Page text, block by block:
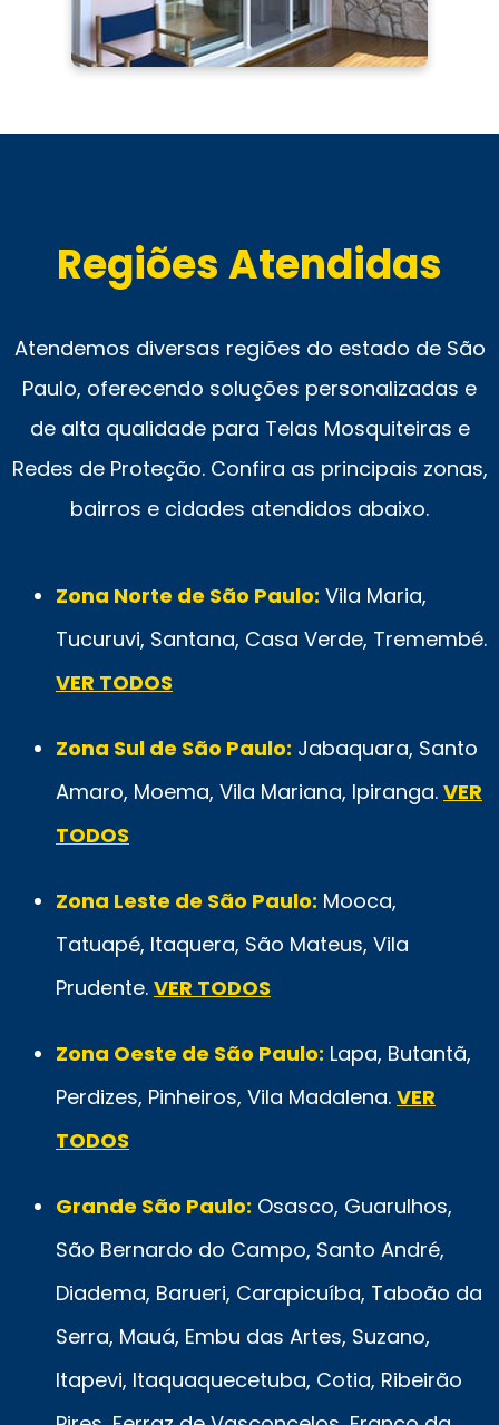
Regiões Atendidas
Atendemos diversas regiões do estado de São
Paulo, oferecendo soluções personalizadas e
de alta qualidade para Telas Mosquiteiras e
Redes de Proteção. Confira as principais zonas,
bairros e cidades atendidos abaixo.
Zona Norte de São Paulo: Vila Maria,
Tucuruvi, Santana, Casa Verde, Tremembé.
VER TODOS
Zona Sul de São Paulo: Jabaquara, Santo
Amaro, Moema, Vila Mariana, Ipiranga. VER
TODOS
Zona Leste de São Paulo: Mooca,
Tatuapé, Itaquera, São Mateus, Vila
Prudente. VER TODOS
Zona Oeste de São Paulo: Lapa, Butantã,
Perdizes, Pinheiros, Vila Madalena. VER
TODOS
Grande São Paulo: Osasco, Guarulhos,
São Bernardo do Campo, Santo André,
Diadema, Barueri, Carapicuíba, Taboão da
Serra, Mauá, Embu das Artes, Suzano,
Itapevi, Itaquaquecetuba, Cotia, Ribeirão